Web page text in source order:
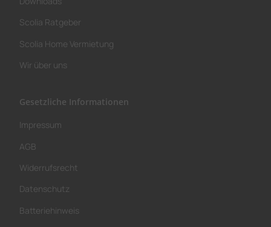
Scolia Ratgeber
Scolia Home Vermietung
Wir über uns
Gesetzliche Informationen
Impressum
AGB
Widerrufsrecht
Datenschutz
Batteriehinweis